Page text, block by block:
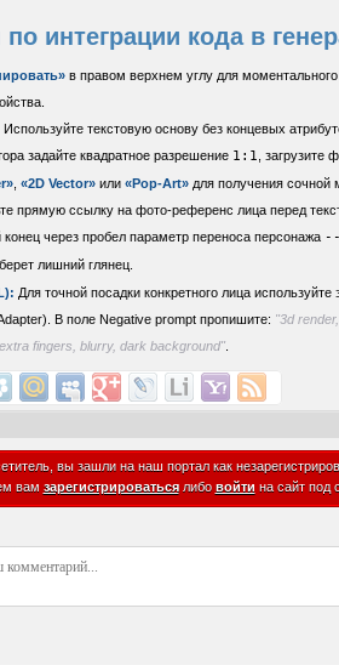
интеграции кода в
в правом верхнем углу для
Используйте текстовую основу без концевых
задайте квадратное разрешение 1:1 ,
«2D Vector» или «Pop-Art» для получения сочной
прямую ссылку на фото-референс лица перед
через пробел параметр переноса персонажа
лишний глянец.
Для точной посадки конкретного лица
В поле Negative prompt пропишите: "3d
fingers, blurry, dark background"
вы зашли на наш портал как
вам зарегистрироватьсялибо войти на сайт под